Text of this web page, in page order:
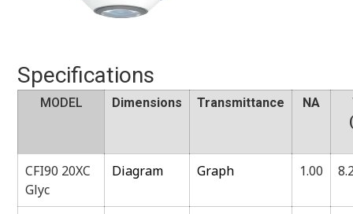
Specifications
MODEL Dimensions Transmittance NA
CFI90 20XC
Glyc
Diagram Graph 1.00